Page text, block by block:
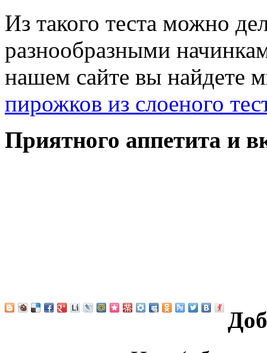
Из такого теста можно
разнообразными
нашем сайте вы найдете
пирожков из слоеного
Приятного аппетита и